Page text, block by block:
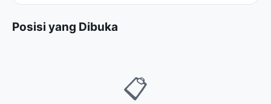
Posisi yang Dibuka
📋